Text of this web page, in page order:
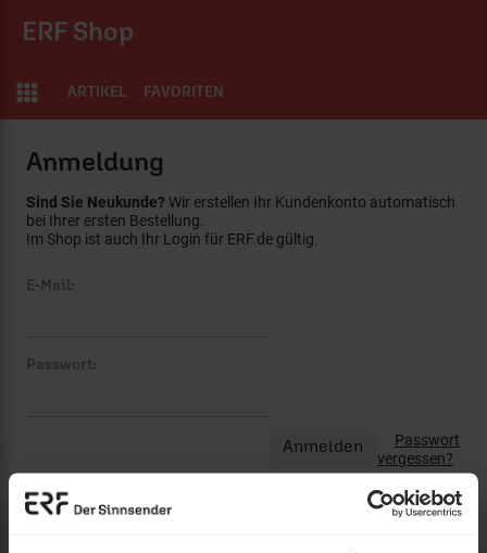
ERF Shop
ARTIKEL FAVORITEN
Anmeldung
Sind Sie Neukunde? Wir erstellen Ihr Kundenkonto automatisch
bei Ihrer ersten Bestellung.
Im Shop ist auch Ihr Login für ERF.de gültig.
E-Mail:
Passwort:
Passwort
vergessen?